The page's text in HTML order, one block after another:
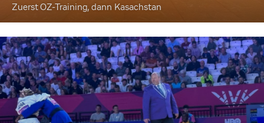
Zuerst OZ-Training, dann Kasachstan